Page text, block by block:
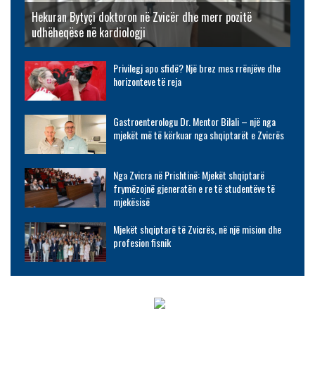
Hekuran Bytyçi doktoron në Zvicër dhe merr pozitë
udhëheqëse në kardiologji
Privilegj apo sfidë? Një brez mes rrënjëve dhe
horizonteve të reja
Gastroenterologu Dr. Mentor Bilali – një nga
mjekët më të kërkuar nga shqiptarët e Zvicrës
Nga Zvicra në Prishtinë: Mjekët shqiptarë
frymëzojnë gjeneratën e re të studentëve të
mjekësisë
Mjekët shqiptarë të Zvicrës, në një mision dhe
profesion fisnik